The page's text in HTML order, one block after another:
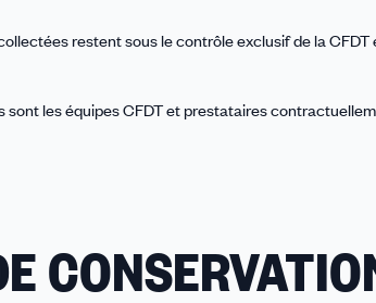
restent sous le contrôle exclusif de la
sont les équipes CFDT et prestataires